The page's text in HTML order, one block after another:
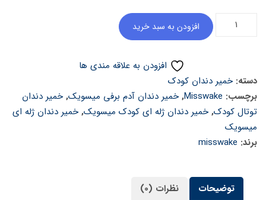
بود.
برفی
میسویک
عدد
افزودن به سبد خرید
افزودن به علاقه مندی ها
دسته:خمیر دندان کودک
برچسب: Misswake
,خمیر دندان آدم برفی میسویک,خمیر دندان
توتال کودک,خمیر دندان ژله ای کودک میسویک,خمیر دندان ژله ای
میسویک
برند: misswake
توضیحات نظرات (0)